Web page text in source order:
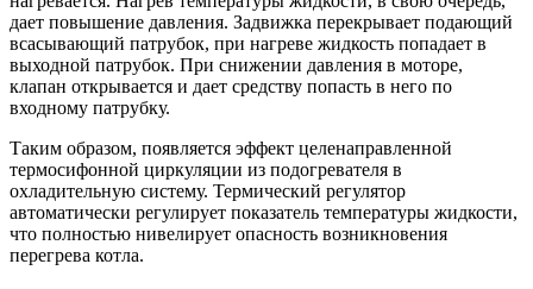
дает повышение давления. Задвижка перекрывает подающий
всасывающий патрубок, при нагреве жидкость попадает в
выходной патрубок. При снижении давления в моторе,
клапан открывается и дает средству попасть в него по
входному патрубку.
Таким образом, появляется эффект целенаправленной
термосифонной циркуляции из подогревателя в
охладительную систему. Термический регулятор
автоматически регулирует показатель температуры жидкости,
что полностью нивелирует опасность возникновения
перегрева котла.